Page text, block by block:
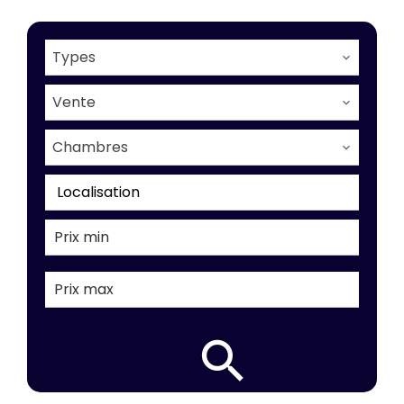
Types
Vente
Chambres
Localisation